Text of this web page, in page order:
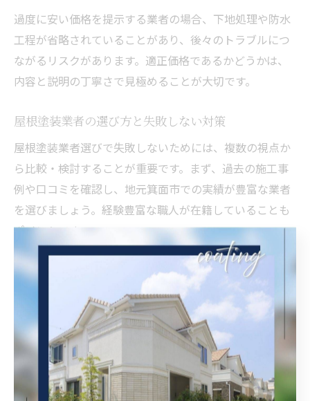
過度に安い価格を提示する業者の場合、下地処理や防水
工程が省略されていることがあり、後々のトラブルにつ
ながるリスクがあります。適正価格であるかどうかは、
内容と説明の丁寧さで見極めることが大切です。
屋根塗装業者の選び方と失敗しない対策
屋根塗装業者選びで失敗しないためには、複数の視点か
ら比較・検討することが重要です。まず、過去の施工事
例や口コミを確認し、地元箕面市での実績が豊富な業者
を選びましょう。経験豊富な職人が在籍していることも
ポイントです。
次に、見積もり内容や工事工程の説明が明確かどうかを
チェックしてください。疑問点や不安があればその場で
質問し、納得できるまで話し合うことがトラブル防止に
つながります。また、適正な価格設定や保証内容の有無
も重要な判断材料となります。
最後に、工事後のアフターフォローやメンテナンス体制
が整っている業者を選ぶことで、長期的な安心が得られ